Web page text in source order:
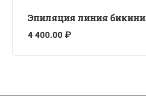
Эпиляция линия бикини
4 400.00 ₽